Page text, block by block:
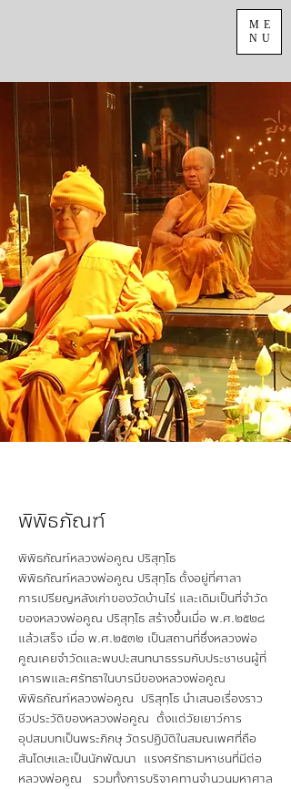
ME
NU
พิพิธภัณฑ์
พิพิธภัณฑ์หลวงพ่อคูณ ปริสุทฺโธ
พิพิธภัณฑ์หลวงพ่อคูณ ปริสุทฺโธ ตั้งอยู่ที่ศาลา
การเปรียญหลังเก่าของวัดบ้านไร่ และเดิมเป็นที่จำวัด
ของหลวงพ่อคูณ ปริสุทฺโธ สร้างขึ้นเมื่อ พ.ศ.๒๕๒๘
แล้วเสร็จ เมื่อ พ.ศ.๒๕๓๒ เป็นสถานที่ซึ่งหลวงพ่อ
คูณเคยจำวัดและพบปะสนทนาธรรมกับประชาชนผู้ที่
เคารพและศรัทธาในบารมีของหลวงพ่อคูณ
พิพิธภัณฑ์หลวงพ่อคูณ ปริสุทฺโธ นำเสนอเรื่องราว
ชีวประวัติของหลวงพ่อคูณ ตั้งแต่วัยเยาว์การ
อุปสมบทเป็นพระภิกษุ วัตรปฏิบัติในสมณเพศที่ถือ
สันโดษและเป็นนักพัฒนา แรงศรัทธามหาชนที่มีต่อ
หลวงพ่อคูณ รวมทั้งการบริจาคทานจำนวนมหาศาล